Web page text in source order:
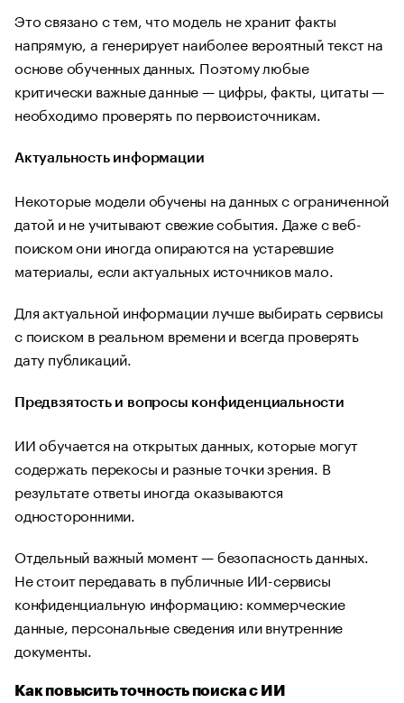
Это связано с тем, что модель не хранит факты
напрямую, а генерирует наиболее вероятный текст на
основе обученных данных. Поэтому любые
критически важные данные — цифры, факты, цитаты —
необходимо проверять по первоисточникам.
Актуальность информации
Некоторые модели обучены на данных с ограниченной
датой и не учитывают свежие события. Даже с веб-
поиском они иногда опираются на устаревшие
материалы, если актуальных источников мало.
Для актуальной информации лучше выбирать сервисы
с поиском в реальном времени и всегда проверять
дату публикаций.
Предвзятость и вопросы конфиденциальности
ИИ обучается на открытых данных, которые могут
содержать перекосы и разные точки зрения. В
результате ответы иногда оказываются
односторонними.
Отдельный важный момент — безопасность данных.
Не стоит передавать в публичные ИИ-сервисы
конфиденциальную информацию: коммерческие
данные, персональные сведения или внутренние
документы.
Как повысить точность поиска с ИИ